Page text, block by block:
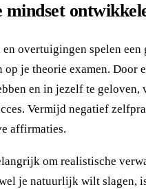
mindset
en overtuigingen spelen
op je theorie examen. Door
en in jezelf te geloven,
Vermijd negatief
affirmaties.
om realistische
je natuurlijk wilt slagen,